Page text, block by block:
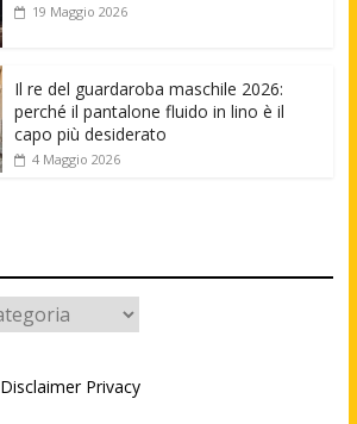
19 Maggio 2026
Il re del guardaroba maschile 2026:
perché il pantalone fluido in lino è il
capo più desiderato
4 Maggio 2026
Disclaimer Privacy